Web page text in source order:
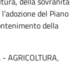
del Piano
della
AGRICOLTURA,